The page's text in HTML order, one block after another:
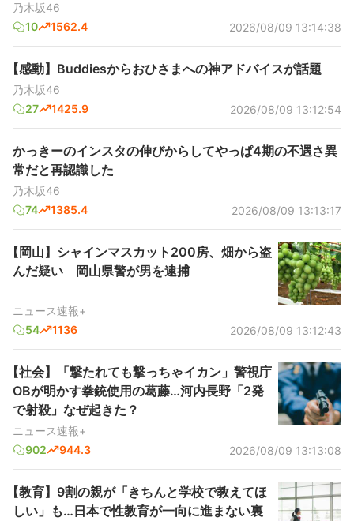
乃木坂46
10
1562.4 2026/08/09 13:14:38
【感動】Buddiesからおひさまへの神アドバイスが話題
乃木坂46
27
1425.9 2026/08/09 13:12:54
かっきーのインスタの伸びからしてやっぱ4期の不遇さ異
常だと再認識した
乃木坂46
74
1385.4 2026/08/09 13:13:17
【岡山】シャインマスカット200房、畑から盗
んだ疑い 岡山県警が男を逮捕
ニュース速報+
54
1136 2026/08/09 13:12:43
【社会】「撃たれても撃っちゃイカン」警視庁
OBが明かす拳銃使用の葛藤…河内長野「2発
で射殺」なぜ起きた？
ニュース速報+
902
944.3 2026/08/09 13:13:08
【教育】9割の親が「きちんと学校で教えてほ
しい」も…日本で性教育が一向に進まない裏